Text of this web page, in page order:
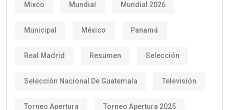
Mixco Mundial Mundial 2026
Municipal México Panamá
Real Madrid Resumen Selección
Selección Nacional De Guatemala Televisión
Torneo Apertura Torneo Apertura 2025